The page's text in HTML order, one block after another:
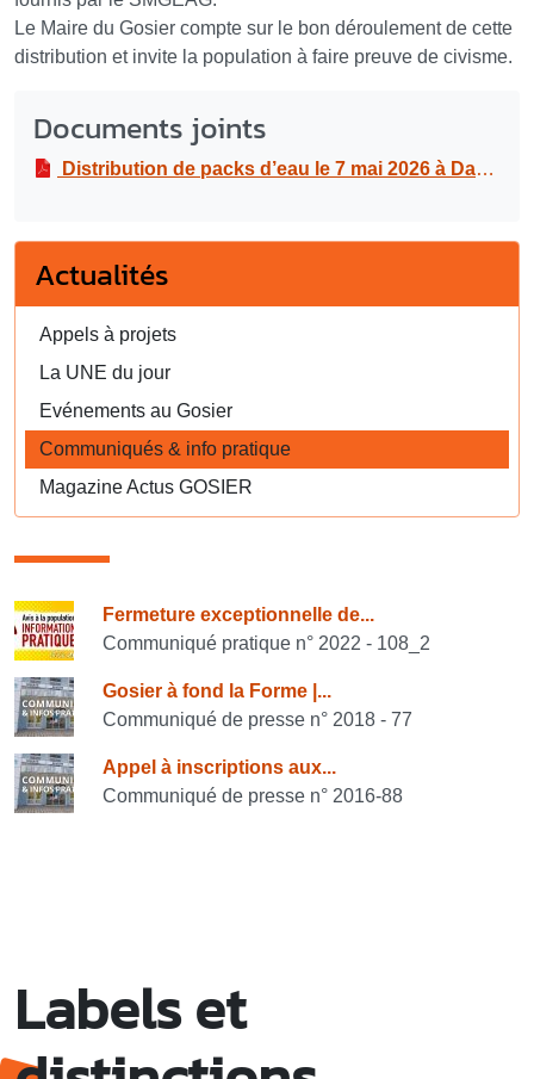
Le Maire du Gosier compte sur le bon déroulement de cette
distribution et invite la population à faire preuve de civisme.
Documents joints
Distribution de packs d’eau le 7 mai 2026 à Dampierre (derrière le garage Nègre)
Actualités
Appels à projets
La UNE du jour
Evénements au Gosier
Communiqués & info pratique
Magazine Actus GOSIER
Consulter également
Fermeture exceptionnelle de...
Communiqué pratique n° 2022 - 108_2
Gosier à fond la Forme |...
Communiqué de presse n° 2018 - 77
Appel à inscriptions aux...
Communiqué de presse n° 2016-88
Labels et